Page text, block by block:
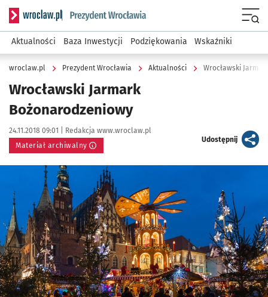
Serwis informacyjny wroclaw.pl podserwis: Prezydent
Aktualności Baza Inwestycji Podziękowania Wskaźniki
wroclaw.pl Prezydent Wrocławia Aktualności Wrocławski
Wrocławski Jarmark
Bożonarodzeniowy
Data publikacji:
24.11.2018 09:01 | Autor:
Redakcja www.wroclaw.pl
Materiał archiwalny
Udostępnijartykuł
Kliknij, aby powiększyć